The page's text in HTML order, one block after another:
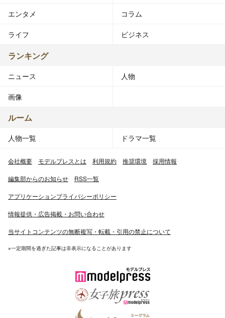
エンタメ コラム
ライフ ビジネス
ランキング
ニュース 人物
画像
ルーム
人物一覧 ドラマ一覧
会社概要 モデルプレスとは 利用規約 推奨環境 採用情報
編集部からのお知らせ RSS一覧
アプリケーションプライバシーポリシー
情報提供・広告掲載・お問い合わせ
当サイトコンテンツの無断複写・転載・引用の禁止について
※一定期間を過ぎた記事は非表示になることがあります